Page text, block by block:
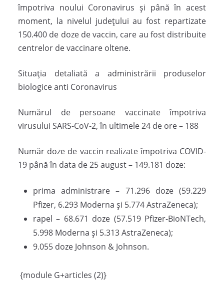
împotriva noului Coronavirus și până în acest
moment, la nivelul județului au fost repartizate
150.400 de doze de vaccin, care au fost distribuite
centrelor de vaccinare oltene.
Situația detaliată a administrării produselor
biologice anti Coronavirus
Numărul de persoane vaccinate împotriva
virusului SARS-CoV-2, în ultimele 24 de ore – 188
Număr doze de vaccin realizate împotriva COVID-
19 până în data de 25 august – 149.181 doze:
prima administrare – 71.296 doze (59.229
Pfizer, 6.293 Moderna și 5.774 AstraZeneca);
rapel – 68.671 doze (57.519 Pfizer-BioNTech,
5.998 Moderna și 5.313 AstraZeneca);
9.055 doze Johnson & Johnson.
{module G+articles (2)}